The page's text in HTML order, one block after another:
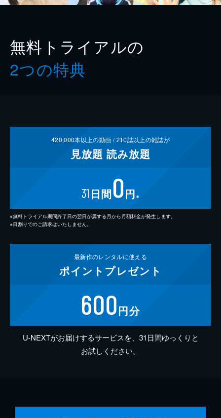
無料トライアルの
2つの特典
420,000本以上の動画 /210誌以上の雑誌が
見放題 読み放題
31 日間0円 ※
※無料トライアル期間終了日の翌日が属する月から月額料金が発生します。
※日割りでのご請求はいたしません。
最新作のレンタルに使える
ポイント プレゼント
600円分
U-NEXTがお届けするサービスを、31日間ゆっくりと
お試しください。